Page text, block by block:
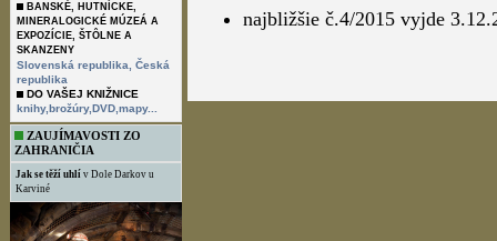
BANSKÉ, HUTNÍCKE,
MINERALOGICKÉ MÚZEÁ A
EXPOZÍCIE, ŠTÔLNE A
SKANZENY
Slovenská republika,
Česká
republika
DO VAŠEJ KNIŽNICE
knihy,brožúry,DVD,mapy...
ZAUJÍMAVOSTI ZO
ZAHRANIČIA
Jak se těží uhlí v Dole Darkov u
Karviné
najbližšie č.4/2015 vyjde